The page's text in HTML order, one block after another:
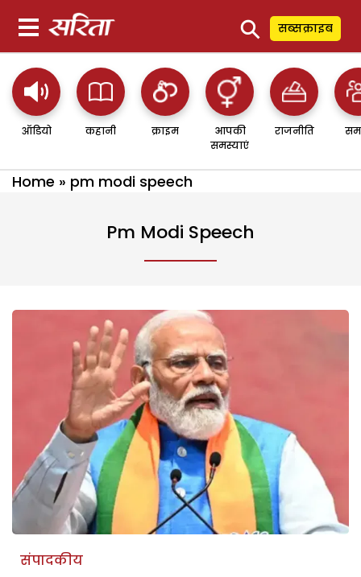
⚲ सब्सक्राइब
ऑडियो कहानी क्राइम
आपकी
समस्याएं
राजनीति
Home » pm modi speech
Pm Modi Speech
संपादकीय